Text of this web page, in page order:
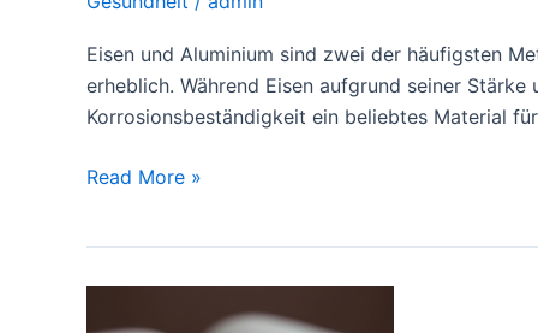
Eisen und Aluminium sind zwei der häufigsten
erheblich. Während Eisen aufgrund seiner
Korrosionsbeständigkeit ein beliebtes Material
Unterschied
Read More »